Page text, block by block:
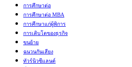
การศึกษาต่อ
การศึกษาต่อ MBA
การศึกษาแก่ผู้พิการ
การเติบโตของธุรกิจ
ขนย้าย
ฉนวนกันเสียง
ทัวร์นิวซีแลนด์